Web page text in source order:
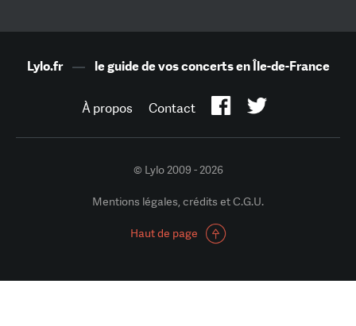
Lylo.fr— le guide de vos concerts en Île-de-France
À propos Contact
© Lylo 2009 - 2026
Mentions légales, crédits et C.G.U.
Haut de page